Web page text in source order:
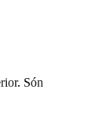
Són